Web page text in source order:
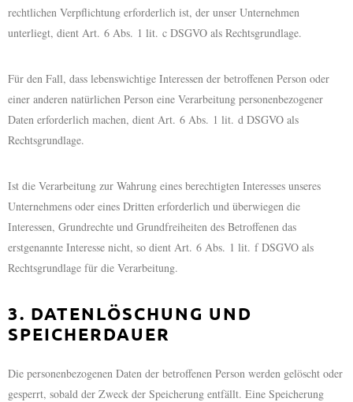
rechtlichen Verpflichtung erforderlich ist, der unser Unternehmen
unterliegt, dient Art. 6 Abs. 1 lit. c DSGVO als Rechtsgrundlage.
Für den Fall, dass lebenswichtige Interessen der betroffenen Person oder
einer anderen natürlichen Person eine Verarbeitung personenbezogener
Daten erforderlich machen, dient Art. 6 Abs. 1 lit. d DSGVO als
Rechtsgrundlage.
Ist die Verarbeitung zur Wahrung eines berechtigten Interesses unseres
Unternehmens oder eines Dritten erforderlich und überwiegen die
Interessen, Grundrechte und Grundfreiheiten des Betroffenen das
erstgenannte Interesse nicht, so dient Art. 6 Abs. 1 lit. f DSGVO als
Rechtsgrundlage für die Verarbeitung.
3. DATENLÖSCHUNG UND
SPEICHERDAUER
Die personenbezogenen Daten der betroffenen Person werden gelöscht oder
gesperrt, sobald der Zweck der Speicherung entfällt. Eine Speicherung